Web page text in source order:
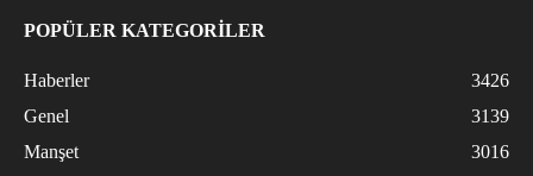
POPÜLER KATEGORİLER
Haberler
3426
Genel
3139
Manşet
3016